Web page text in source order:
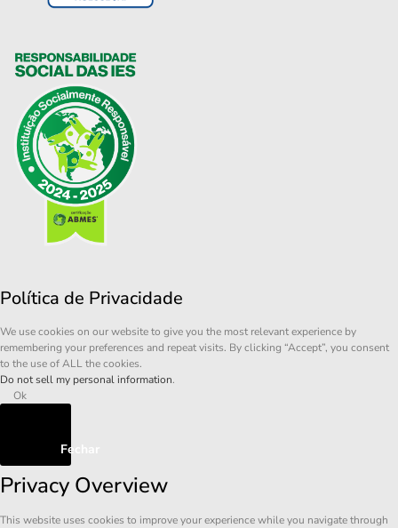
Política de Privacidade
We use cookies on our website to give you the most relevant experience by
remembering your preferences and repeat visits. By clicking “Accept”, you consent
to the use of ALL the cookies.
Do not sell my personal information.
Ok
Fechar
Privacy Overview
This website uses cookies to improve your experience while you navigate through